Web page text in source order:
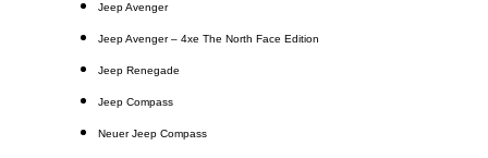
Jeep Avenger
Jeep Avenger – 4xe The North Face Edition
Jeep Renegade
Jeep Compass
Neuer Jeep Compass